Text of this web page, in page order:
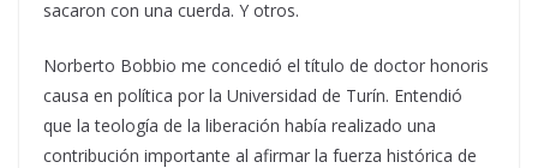
sacaron con una cuerda. Y otros.
Norberto Bobbio me concedió el título de doctor honoris
causa en política por la Universidad de Turín. Entendió
que la teología de la liberación había realizado una
contribución importante al afirmar la fuerza histórica de